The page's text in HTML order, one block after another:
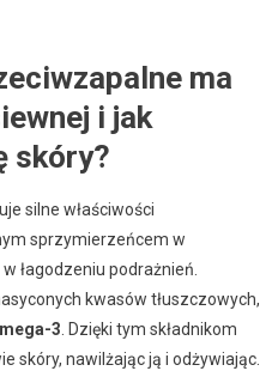
ma
i jak
skóry?
silne właściwości
sprzymierzeńcem w
łagodzeniu podrażnień.
kwasów tłuszczowych,
3 . Dzięki tym składnikom
skóry, nawilżając ją i odżywiając.